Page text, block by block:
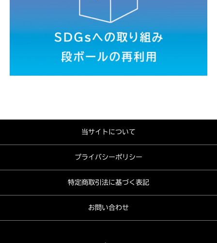
当サイトについて
プライバシーポリシー
特定商取引法に基づく表記
お問い合わせ